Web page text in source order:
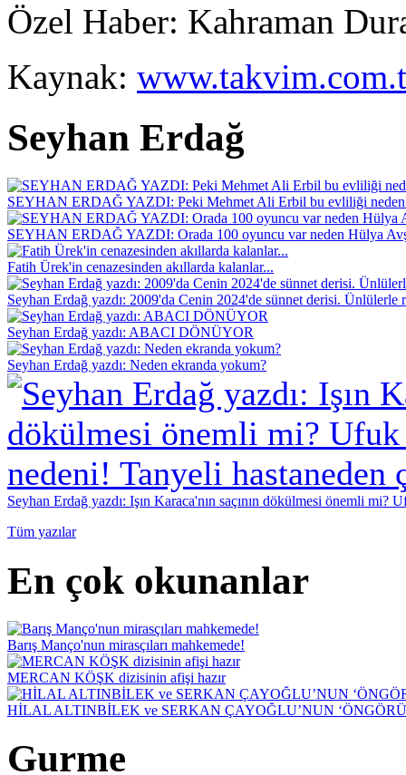
Özel Haber: Kahraman
Kaynak:
Seyhan Erdağ
SEYHAN ERDAĞ YAZDI: Peki Mehmet Ali Erbil bu evliliği neden
SEYHAN ERDAĞ YAZDI: Orada 100 oyuncu var neden Hülya
Fatih Ürek'in cenazesinden akıllarda kalanlar...
Seyhan Erdağ yazdı: 2009'da Cenin 2024'de sünnet derisi.
Seyhan Erdağ yazdı: ABACI DÖNÜYOR
Seyhan Erdağ yazdı: Neden ekranda yokum?
Seyhan Erdağ yazdı: Işın Karaca'nın saçının dökülmesi önemli mi?
Tüm yazılar
En çok okunanlar
Barış Manço'nun mirasçıları mahkemede!
MERCAN KÖŞK dizisinin afişi hazır
HİLAL ALTINBİLEK ve SERKAN ÇAYOĞLU’NUN
Gurme